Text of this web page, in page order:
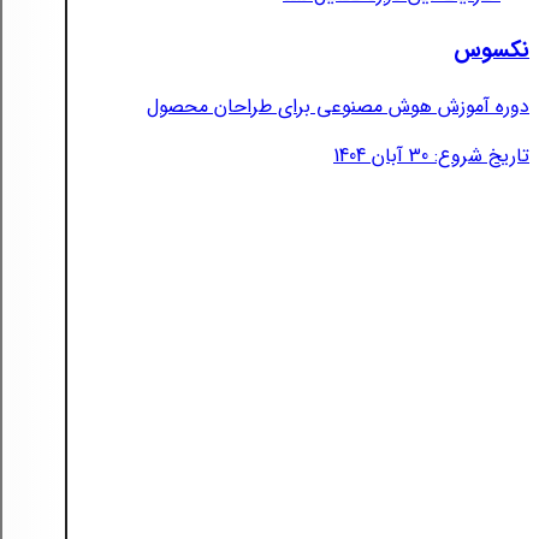
نکسوس
دوره آموزش هوش مصنوعی برای طراحان محصول
تاریخ شروع: 30 آبان 1404